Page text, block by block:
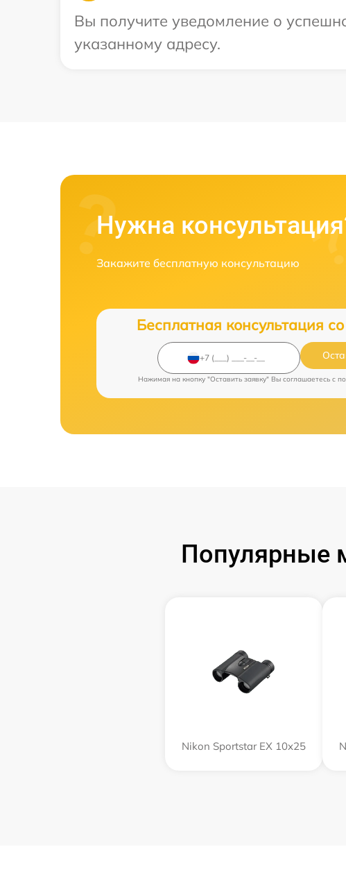
Вы получите уведомление о
указанному адресу.
Нужна
Закажите бесплатную консультацию
Бесплатная консультация
Нажимая на кнопку "Оставить заявку" Вы соглашаетесь c
Популярные
Nikon Sportstar EX 10x25